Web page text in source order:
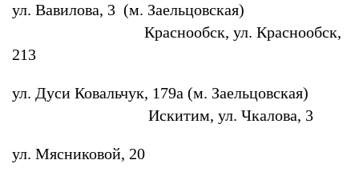
ул. Вавилова, 3 (м. Заельцовская)
Краснообск, ул. Краснообск,
213
ул. Дуси Ковальчук, 179а (м. Заельцовская)
Искитим, ул. Чкалова, 3
ул. Мясниковой, 20